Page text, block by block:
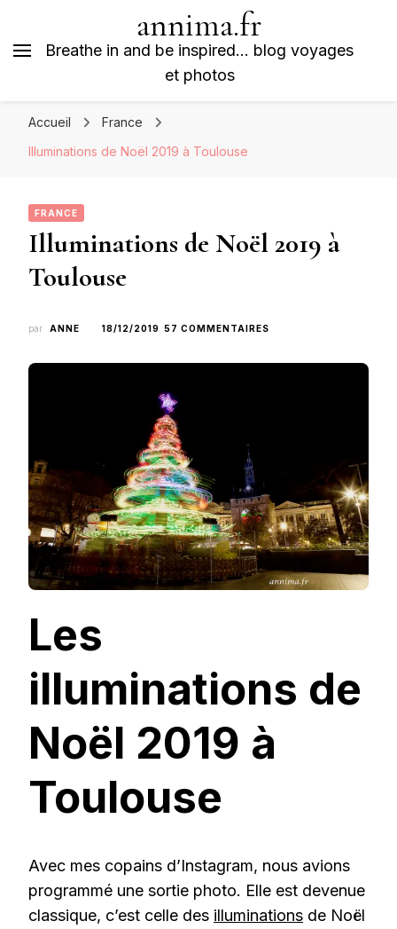
annima.fr
Breathe in and be inspired… blog voyages
et photos
Accueil
France
Illuminations de Noël 2019 à Toulouse
FRANCE
Illuminations de Noël 2019 à
Toulouse
par ANNE 18/12/2019 57 COMMENTAIRES
Les
illuminations de
Noël 2019 à
Toulouse
Avec mes copains d’Instagram, nous avions
programmé une sortie photo. Elle est devenue
classique, c’est celle des illuminations de Noël